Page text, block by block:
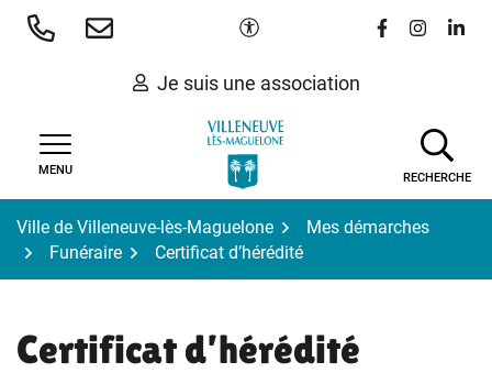
Aller
Paramètres d'accessibilité
Lien vers le
Lien vers
Lien
Je suis une association
MENU
RECHERCHE
Ville de Villeneuve-lès-Maguelone
Mes démarches
Funéraire
Certificat d’hérédité
Certificat d’hérédité